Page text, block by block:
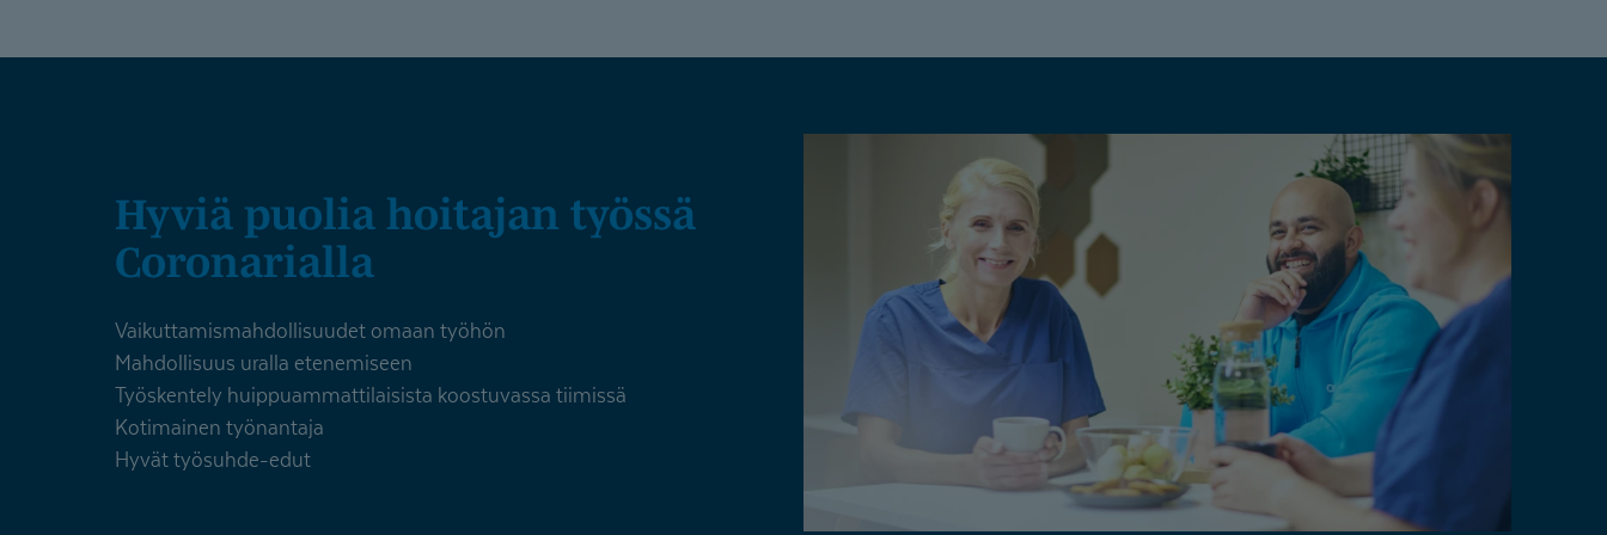
Hyviä puolia hoitajan työssä
Coronarialla
Vaikuttamismahdollisuudet omaan työhön
Mahdollisuus uralla etenemiseen
Työskentely huippuammattilaisista koostuvassa tiimissä
Kotimainen työnantaja
Hyvät työsuhde-edut